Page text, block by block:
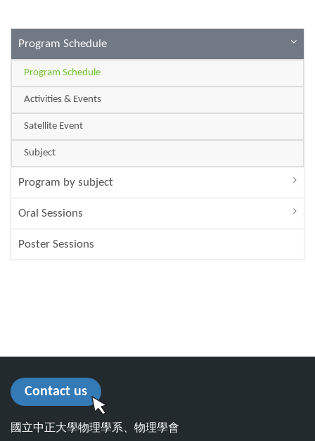
Program Schedule
Program Schedule
Activities & Events
Satellite Event
Subject
Program by subject
Oral Sessions
Poster Sessions
Contact us
國立中正大學物理學系、物理學會